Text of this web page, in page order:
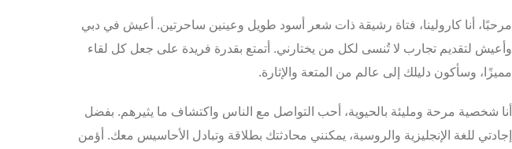
مرحبًا، أنا كارولينا، فتاة رشيقة ذات شعر أسود طويل وعينين ساحرتين. أعيش في دبي
وأعيش لتقديم تجارب لا تُنسى لكل من يختارني. أتمتع بقدرة فريدة على جعل كل لقاء
مميزًا، وسأكون دليلك إلى عالم من المتعة والإثارة.
أنا شخصية مرحة ومليئة بالحيوية، أحب التواصل مع الناس واكتشاف ما يثيرهم. بفضل
إجادتي للغة الإنجليزية والروسية، يمكنني محادثتك بطلاقة وتبادل الأحاسيس معك. أؤمن